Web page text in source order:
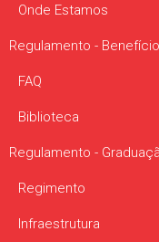
Onde Estamos
Regulamento -
FAQ
Biblioteca
Regulamento -
Regimento
Infraestrutura